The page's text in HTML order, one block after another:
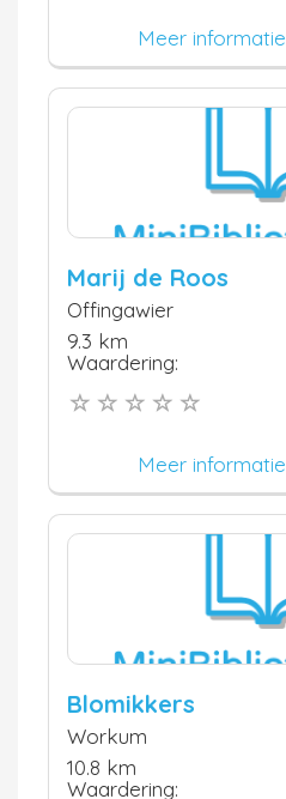
Meer informatie
Marij de Roos
Offingawier
9.3 km
Waardering:
Meer informatie
Blomikkers
Workum
10.8 km
Waardering: